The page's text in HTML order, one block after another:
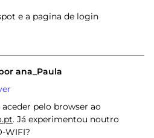
e a pagina de login
ana_Paula
pelo browser ao
. Já experimentou noutro
WIFI?